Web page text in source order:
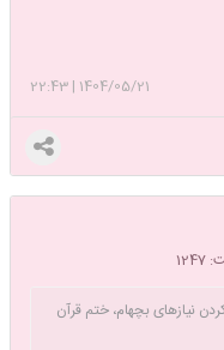
1404/05/21
|
22:43
نیازهای بچهام، ختم قرآن
انجام میدم. باهرمبلغی